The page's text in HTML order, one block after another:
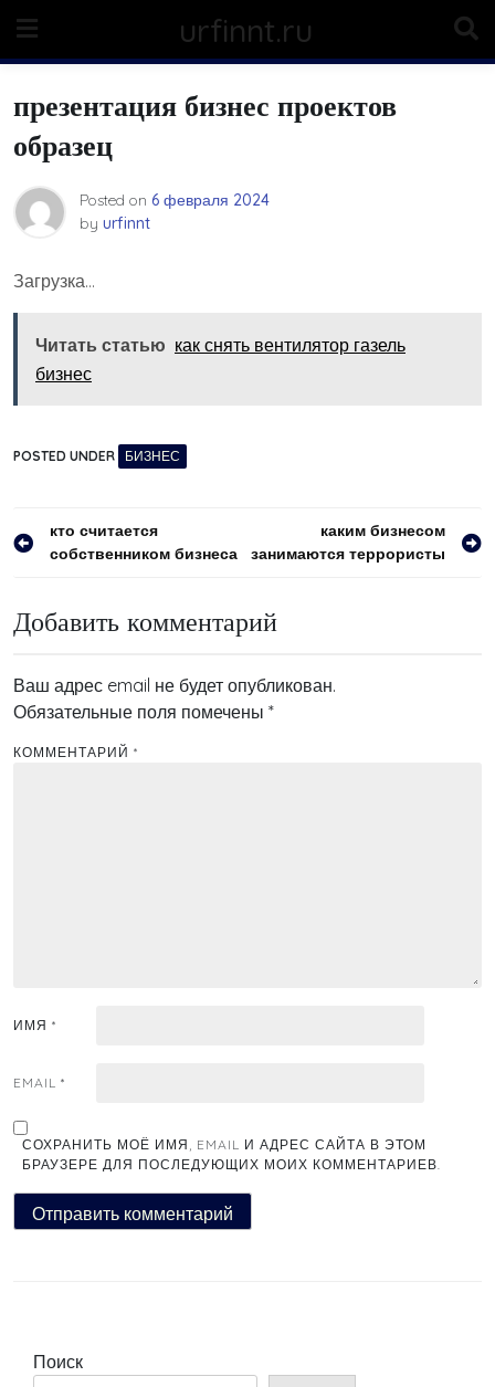
content
urfinnt.ru
презентация бизнес проектов
образец
Posted on 6 февраля 2024
by urfinnt
Загрузка…
Читать статью как снять вентилятор газель
бизнес
POSTED UNDER БИЗНЕС
Навигация
кто считается
собственником бизнеса
каким бизнесом
занимаются террористы
Добавить комментарий
Ваш адрес email не будет опубликован.
Обязательные поля помечены *
КОММЕНТАРИЙ *
ИМЯ *
EMAIL *
СОХРАНИТЬ МОЁ ИМЯ, EMAIL И АДРЕС САЙТА В ЭТОМ
БРАУЗЕРЕ ДЛЯ ПОСЛЕДУЮЩИХ МОИХ КОММЕНТАРИЕВ.
Поиск